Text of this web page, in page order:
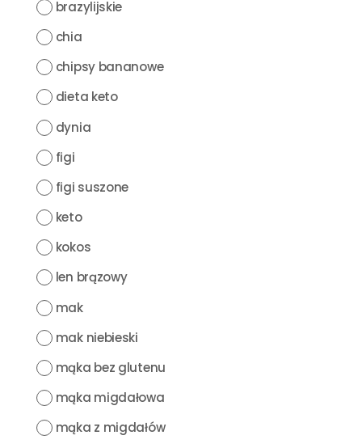
brazylijskie
chia
chipsy bananowe
dieta keto
dynia
figi
figi suszone
keto
kokos
len brązowy
mak
mak niebieski
mąka bez glutenu
mąka migdałowa
mąka z migdałów